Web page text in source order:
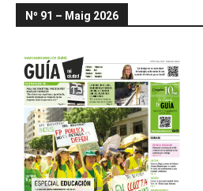
Nº 91 – Maig 2026